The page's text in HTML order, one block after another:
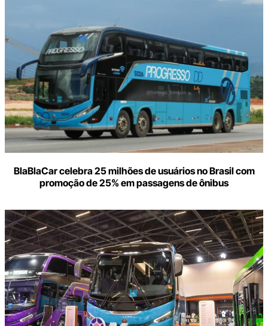
BlaBlaCar celebra 25 milhões de usuários no Brasil com
promoção de 25% em passagens de ônibus